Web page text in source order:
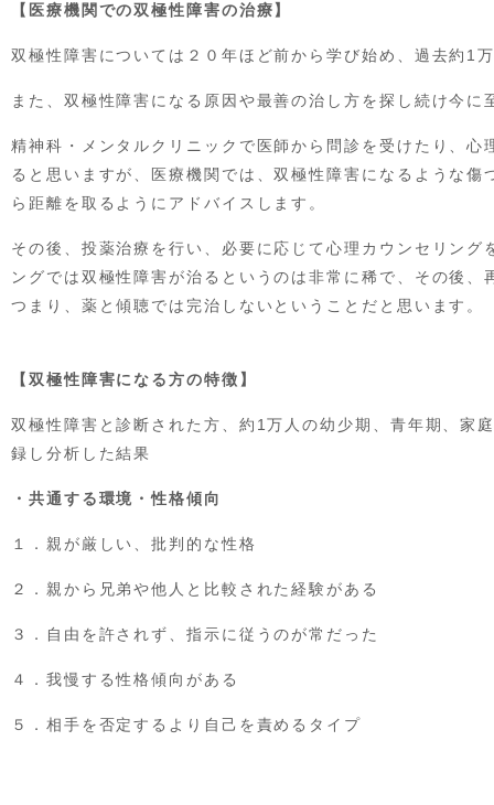
【医療機関での双極性障害の治療】
双極性障害については２０年ほど前から学び始め、過去約1
また、双極性障害になる原因や最善の治し方を探し続け今に
精神科・メンタルクリニックで医師から問診を受けたり、
ると思いますが、医療機関では、双極性障害になるような
ら距離を取るようにアドバイスします。
その後、投薬治療を行い、必要に応じて心理カウンセリン
ングでは双極性障害が治るというのは非常に稀で、その後
つまり、薬と傾聴では完治しないということだと思います。
【双極性障害になる方の特徴】
双極性障害と診断された方、約1万人の幼少期、青年期、家
録し分析した結果
・共通する環境・性格傾向
１．親が厳しい、批判的な性格
２．親から兄弟や他人と比較された経験がある
３．自由を許されず、指示に従うのが常だった
４．我慢する性格傾向がある
５．相手を否定するより自己を責めるタイプ